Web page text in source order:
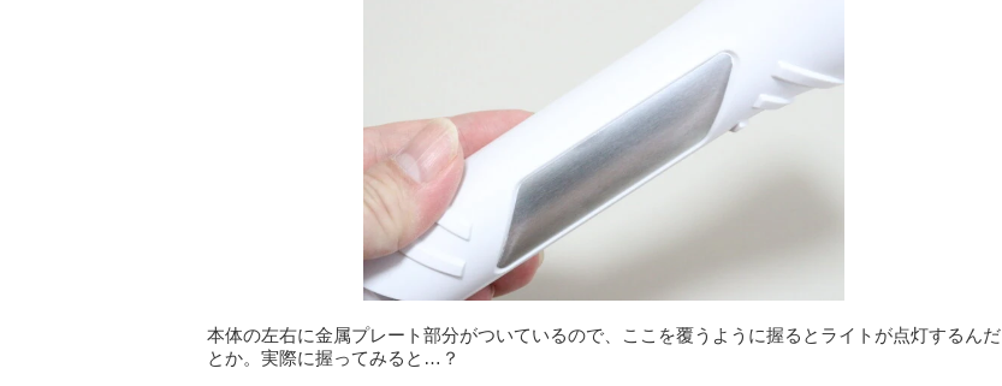
本体の左右に金属プレート部分がついているので、ここを覆うように握るとライトが点灯するんだ
とか。実際に握ってみると…？